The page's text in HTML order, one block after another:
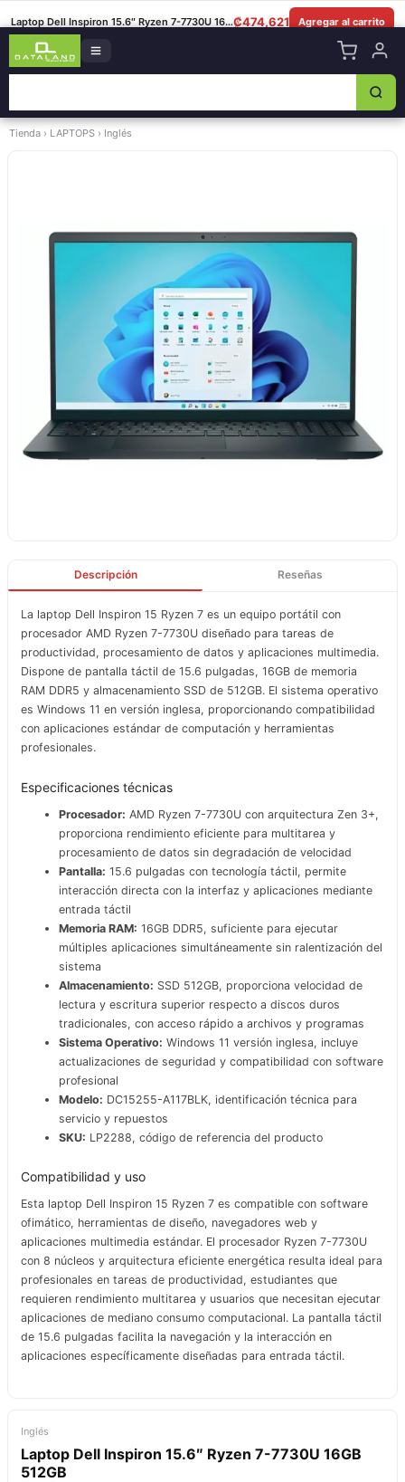
Facebook|
Laptop Dell Inspiron 15.6″ Ryzen 7-7730U 16GB 512GB₡474,621 Agregar al carrito
Tienda › LAPTOPS › Inglés
Descripción Reseñas
La laptop Dell Inspiron 15 Ryzen 7 es un equipo portátil con
procesador AMD Ryzen 7-7730U diseñado para tareas de
productividad, procesamiento de datos y aplicaciones multimedia.
Dispone de pantalla táctil de 15.6 pulgadas, 16GB de memoria
RAM DDR5 y almacenamiento SSD de 512GB. El sistema operativo
es Windows 11 en versión inglesa, proporcionando compatibilidad
con aplicaciones estándar de computación y herramientas
profesionales.
Especificaciones técnicas
Procesador: AMD Ryzen 7-7730U con arquitectura Zen 3+,
proporciona rendimiento eficiente para multitarea y
procesamiento de datos sin degradación de velocidad
Pantalla: 15.6 pulgadas con tecnología táctil, permite
interacción directa con la interfaz y aplicaciones mediante
entrada táctil
Memoria RAM: 16GB DDR5, suficiente para ejecutar
múltiples aplicaciones simultáneamente sin ralentización del
sistema
Almacenamiento: SSD 512GB, proporciona velocidad de
lectura y escritura superior respecto a discos duros
tradicionales, con acceso rápido a archivos y programas
Sistema Operativo: Windows 11 versión inglesa, incluye
actualizaciones de seguridad y compatibilidad con software
profesional
Modelo: DC15255-A117BLK, identificación técnica para
servicio y repuestos
SKU: LP2288, código de referencia del producto
Compatibilidad y uso
Esta laptop Dell Inspiron 15 Ryzen 7 es compatible con software
ofimático, herramientas de diseño, navegadores web y
aplicaciones multimedia estándar. El procesador Ryzen 7-7730U
con 8 núcleos y arquitectura eficiente energética resulta ideal para
profesionales en tareas de productividad, estudiantes que
requieren rendimiento multitarea y usuarios que necesitan ejecutar
aplicaciones de mediano consumo computacional. La pantalla táctil
de 15.6 pulgadas facilita la navegación y la interacción en
aplicaciones específicamente diseñadas para entrada táctil.
Inglés
Laptop Dell Inspiron 15.6″ Ryzen 7-7730U 16GB
512GB